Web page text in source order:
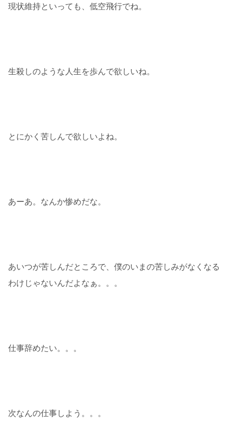
現状維持といっても、低空飛行でね。
生殺しのような人生を歩んで欲しいね。
とにかく苦しんで欲しいよね。
あーあ。なんか惨めだな。
あいつが苦しんだところで、僕のいまの苦しみがなくなる
わけじゃないんだよなぁ。。。
仕事辞めたい。。。
次なんの仕事しよう。。。